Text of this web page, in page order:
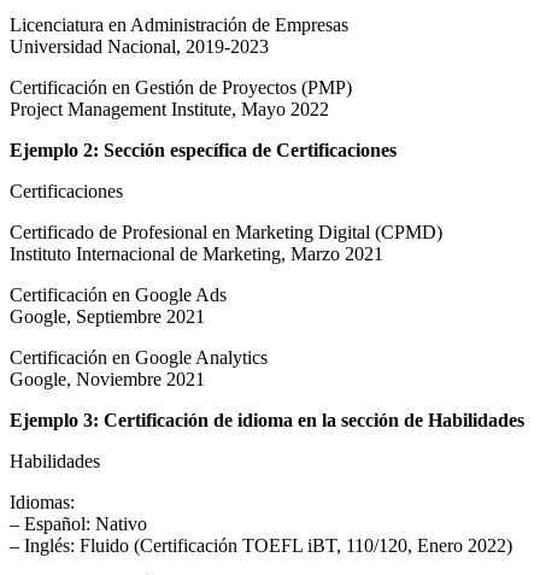
Licenciatura en Administración de Empresas
Universidad Nacional, 2019-2023
Certificación en Gestión de Proyectos (PMP)
Project Management Institute, Mayo 2022
Ejemplo 2: Sección específica de Certificaciones
Certificaciones
Certificado de Profesional en Marketing Digital (CPMD)
Instituto Internacional de Marketing, Marzo 2021
Certificación en Google Ads
Google, Septiembre 2021
Certificación en Google Analytics
Google, Noviembre 2021
Ejemplo 3: Certificación de idioma en la sección de Habilidades
Habilidades
Idiomas:
– Español: Nativo
– Inglés: Fluido (Certificación TOEFL iBT, 110/120, Enero 2022)